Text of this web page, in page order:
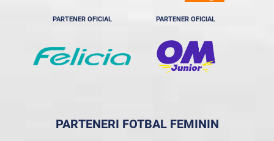
PARTENER OFICIAL PARTENER OFICIAL
PARTENERI FOTBAL FEMININ